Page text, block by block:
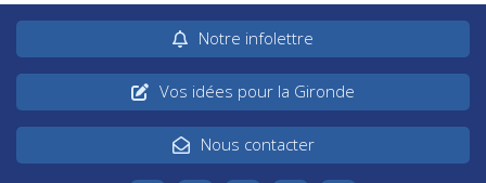
Notre infolettre
Vos idées pour la Gironde
Nous contacter